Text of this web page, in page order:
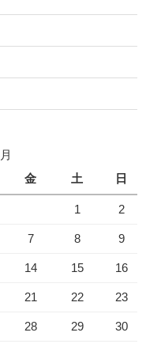
金 土 日
1 2
7 8 9
14 15 16
21 22 23
28 29 30